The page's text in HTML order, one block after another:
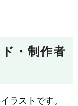
・制作者
ラストです。